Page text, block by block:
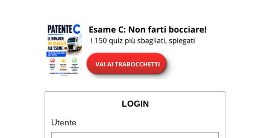
LOGIN
Utente